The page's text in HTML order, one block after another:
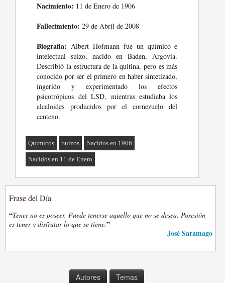
Nacimiento: 11 de Enero de 1906
Fallecimiento: 29 de Abril de 2008
Biografia: Albert Hofmann fue un químico e
intelectual suizo, nacido en Baden, Argovia.
Describió la estructura de la quitina, pero es más
conocido por ser el primero en haber sintetizado,
ingerido y experimentado los efectos
psicotrópicos del LSD, mientras estudiaba los
alcaloides producidos por el cornezuelo del
centeno.
Químicos Suizos Nacidos en 1906
Nacidos en 11 de Enero
Frase del Día
“Tener no es poseer. Puede tenerse aquello que no se desea. Posesión
es tener y disfrutar lo que se tiene.”
— José Saramago
Autores Temas